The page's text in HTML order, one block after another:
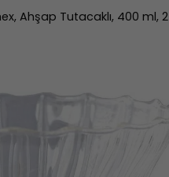
Ahşap Tutacaklı, 400 ml, 2